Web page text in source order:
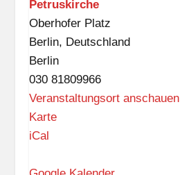
Petruskirche
Oberhofer Platz
Berlin, Deutschland
Berlin
030 81809966
Veranstaltungsort anschauen
KarteP
iCal